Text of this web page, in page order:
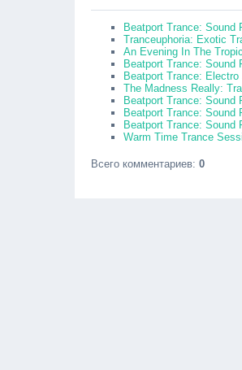
Beatport Trance: Sound
Tranceuphoria: Exotic
An Evening In The
Beatport Trance: Sound
Beatport Trance:
The Madness Really:
Beatport Trance: Sound
Beatport Trance: Sound
Beatport Trance: Sound
Warm Time Trance
Всего комментариев: 0